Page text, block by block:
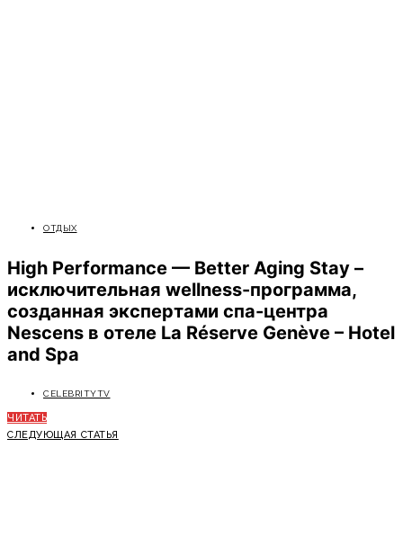
ОТДЫХ
High Performance — Better Aging Stay –
исключительная wellness-программа,
созданная экспертами спа-центра
Nescens в отеле La Réserve Genève – Hotel
and Spa
CELEBRITYTV
ЧИТАТЬ
СЛЕДУЮЩАЯ СТАТЬЯ